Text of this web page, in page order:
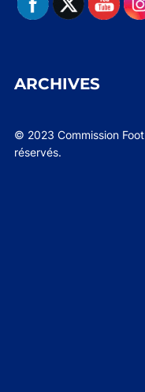
ARCHIVES
© 2023 Commission
réservés.